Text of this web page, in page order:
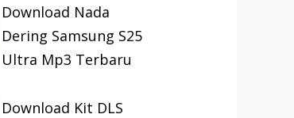
Download Nada
Dering Samsung S25
Ultra Mp3 Terbaru
Download Kit DLS